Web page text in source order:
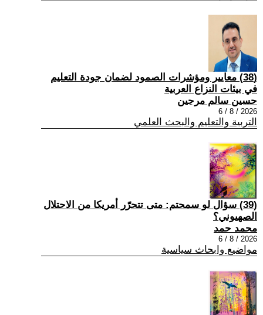
(38) معايير ومؤشرات الصمود لضمان جودة التعليم
في بيئات النزاع العربية
حسين سالم مرجين
2026 / 8 / 6
التربية والتعليم والبحث العلمي
(39) سؤال لو سمحتم: متى تتحرّر أمريكا من الاحتلال
الصهيوني؟
محمد حمد
2026 / 8 / 6
مواضيع وابحاث سياسية